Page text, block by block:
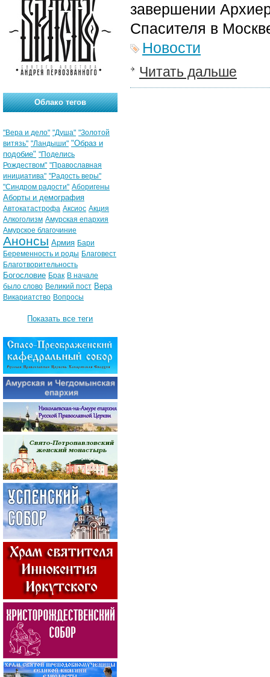
завершении
Спасителя в
Новости
Читать дальше
Облако тегов
"Вера и дело" "Душа" "Золотой
витязь" "Ландыши" "Образ и
подобие" "Поделись
Рождеством" "Православная
инициатива" "Радость веры"
"Синдром радости" Аборигены
Аборты и демография
Автокатастрофа Аксиос Акция
Алкоголизм Амурская епархия
Амурское благочиние
Анонсы Армия Бари
Беременность и роды Благовест
Благотворительность
Богословие Брак В начале
было слово Великий пост Вера
Викариатство Вопросы
Показать все теги